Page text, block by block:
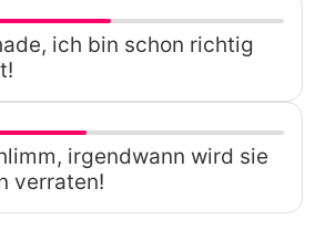
ich bin schon richtig
irgendwann wird sie
verraten!